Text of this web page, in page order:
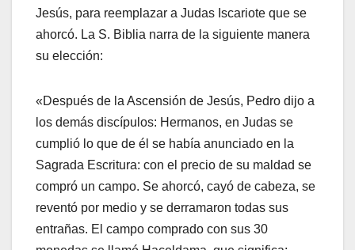
Jesús, para reemplazar a Judas Iscariote que se
ahorcó. La S. Biblia narra de la siguiente manera
su elección:
«Después de la Ascensión de Jesús, Pedro dijo a
los demás discípulos: Hermanos, en Judas se
cumplió lo que de él se había anunciado en la
Sagrada Escritura: con el precio de su maldad se
compró un campo. Se ahorcó, cayó de cabeza, se
reventó por medio y se derramaron todas sus
entrañas. El campo comprado con sus 30